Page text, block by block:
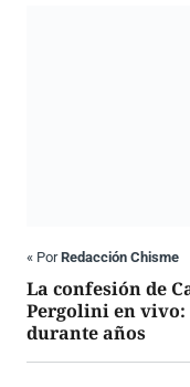
« PorRedacción Chisme
La confesión de
Pergolini en
durante años